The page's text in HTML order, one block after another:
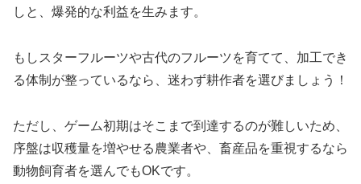
しと、爆発的な利益を生みます。
もしスターフルーツや古代のフルーツを育てて、加工でき
る体制が整っているなら、迷わず耕作者を選びましょう！
ただし、ゲーム初期はそこまで到達するのが難しいため、
序盤は収穫量を増やせる農業者や、畜産品を重視するなら
動物飼育者を選んでもOKです。